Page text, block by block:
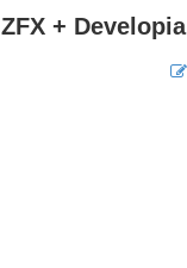
ZFX + Developia